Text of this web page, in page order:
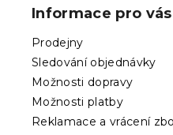
Informace pro vás
Prodejny
Sledování objednávky
Možnosti dopravy
Možnosti platby
Reklamace a vrácení